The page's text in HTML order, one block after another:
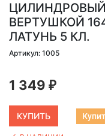
ВЕРТУШКОЙ
ЛАТУНЬ 5 КЛ.
Артикул: 1005
1 349 ₽